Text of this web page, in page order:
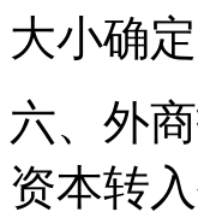
大小确
六、外
资本转